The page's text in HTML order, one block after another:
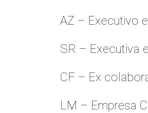
AZ – Executivo
SR – Executiva
CF – Ex
LM – Empresa